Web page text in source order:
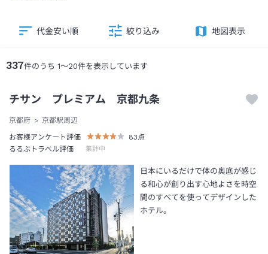
337件のうち 1～20件を表示しています
代金安い順 絞り込み 地図表示
チサン プレミアム 京都九条
京都府
京都駅周辺
お客様アンケート評価
83 点
るるぶトラベル評価
集計中
日本にいるだけで体の奥底が感じ
る和心が創り出す心地よさを時空
間のすべてを使ってデザインした
ホテル。